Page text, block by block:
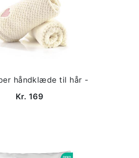
håndklæde til hår -
Kr. 169